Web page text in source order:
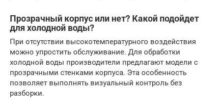
Прозрачный корпус или нет? Какой подойдет
для холодной воды?
При отсутствии высокотемпературного воздействия
можно упростить обслуживание. Для обработки
холодной воды производители предлагают модели с
прозрачными стенками корпуса. Эта особенность
позволяет выполнять визуальный контроль без
разборки.